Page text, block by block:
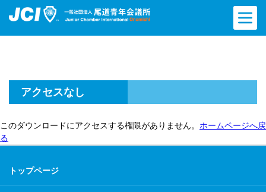
アクセスなし
このダウンロードにアクセスする権限がありません。 ホームページへ戻
る
トップページ